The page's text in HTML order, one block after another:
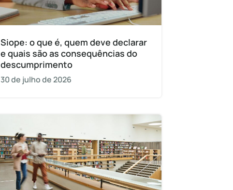
Siope: o que é, quem deve declarar
e quais são as consequências do
descumprimento
30 de julho de 2026